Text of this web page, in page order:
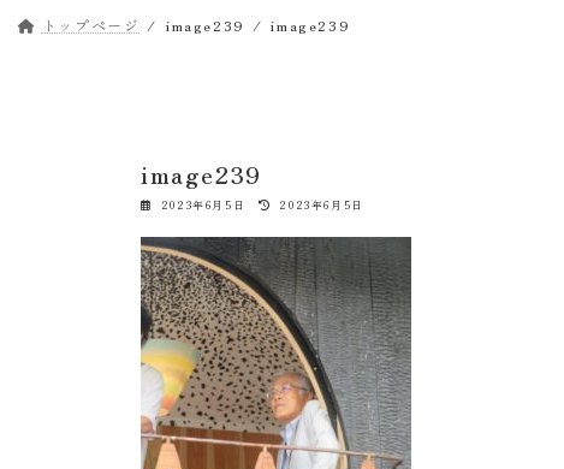
トップページ image239 image239
image239
2023年6月5日
最
更
新
日
時
:
2023年6月5日